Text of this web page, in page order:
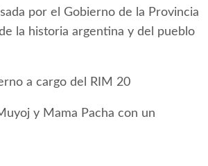
por el Gobierno de la Provincia
la historia argentina y del pueblo
a cargo del RIM 20
y Mama Pacha con un